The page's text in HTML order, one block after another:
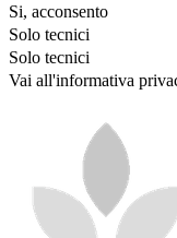
Si, acconsento
Solo tecnici
Solo tecnici
Vai all'informativa